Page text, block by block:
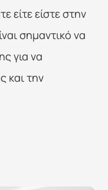
είτε είστε στην
σημαντικό να
για να
και την